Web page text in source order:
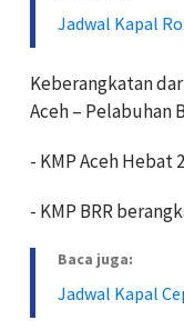
Jadwal Kapal
Keberangkatan
Aceh – Pelabuhan
- KMP Aceh Hebat
- KMP BRR
Baca juga:
Jadwal Kapal